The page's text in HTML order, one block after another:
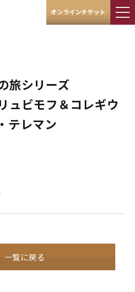
オンラインチケット
旅シリーズ
ュビモフ＆コレギウ
テレマン
一覧に戻る